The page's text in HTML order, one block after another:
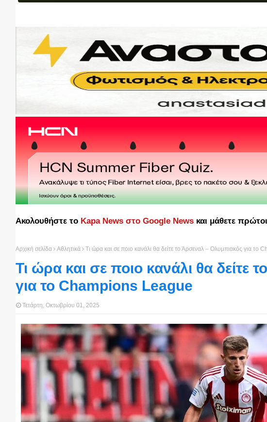
Ακολουθήστε το Kapa News στο Google News και μάθετε
Αρχική σελίδα Αθλητικά Τι ώρα και σε ποιο κανάλι θα δείτε το Άρσεναλ – Ολυμπιακός για το
Τι ώρα και σε ποιο κανάλι θα δείτε
για το Champions League
Τετάρτη, Οκτωβρίου 01, 2025